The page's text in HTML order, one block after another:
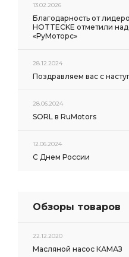
13.02.2026
Благодарность от
HOTTECKE отметили
«РуМоторс»
28.12.2024
Поздравляем вас с
28.06.2024
SORL в RuMotors
12.06.2024
С Днем России
Обзоры товаров
22.12.2020
Масляной насос КАМАЗ